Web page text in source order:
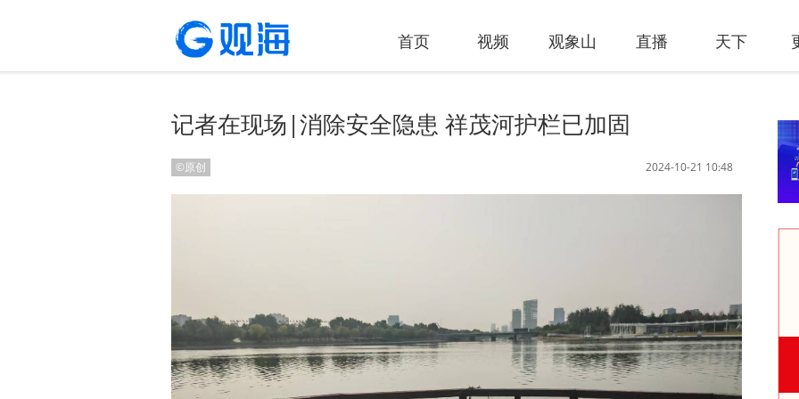
首页 视频 观象山 直播 天下
记者在现场|消除安全隐患 祥茂河护栏已加固
©原创 2024-10-21 10:48